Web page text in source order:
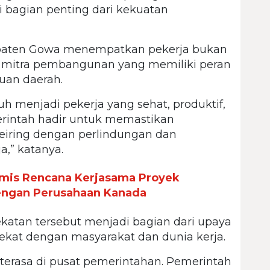
penting dari kekuatan
Gowa menempatkan pekerja bukan
pembangunan yang memiliki peran
daerah.
menjadi pekerja yang sehat, produktif,
hadir untuk memastikan
dengan perlindungan dan
katanya.
Rencana Kerjasama Proyek
Perusahaan Kanada
tersebut menjadi bagian dari upaya
dengan masyarakat dan dunia kerja.
di pusat pemerintahan. Pemerintah